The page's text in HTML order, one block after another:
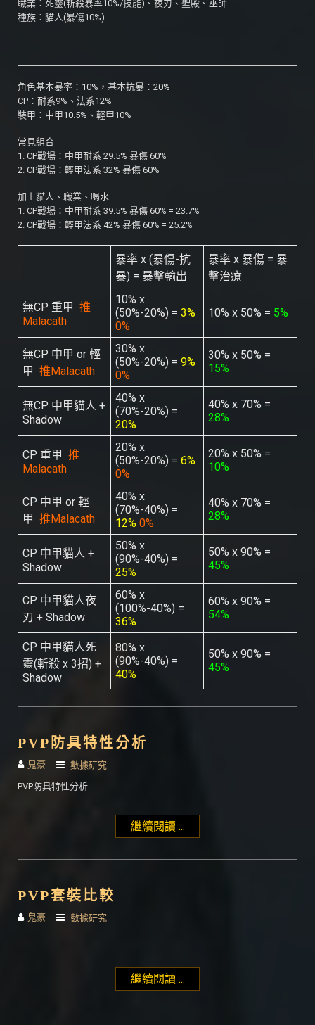
職業：死靈(斬殺暴率10%/技能)、夜刃、聖殿、巫師
種族：貓人(暴傷10%)
角色基本暴率：10%，基本抗暴：20%
CP：耐系9%、法系12%
裝甲：中甲10.5%、輕甲10%
常見組合
1. CP戰場：中甲耐系 29.5% 暴傷 60%
2. CP戰場：輕甲法系 32% 暴傷 60%
加上貓人、職業、喝水
1. CP戰場：中甲耐系 39.5% 暴傷 60% = 23.7%
2. CP戰場：輕甲法系 42% 暴傷 60% = 25.2%
暴率 x (暴傷-抗
暴) = 暴擊輸出
暴率 x 暴傷 = 暴
擊治療
無CP 重甲推
Malacath
10% x
(50%-20%) =3%
0%
10% x 50% = 5%
無CP 中甲 or 輕
甲推Malacath
30% x
(50%-20%) =9%
0%
30% x 50% =
15%
無CP 中甲貓人 +
Shadow
40% x
(70%-20%) =
20%
40% x 70% =
28%
CP 重甲推
Malacath
20% x
(50%-20%) =6%
0%
20% x 50% =
10%
CP 中甲 or 輕
甲推Malacath
40% x
(70%-40%) =
12% 0%
40% x 70% =
28%
CP 中甲貓人 +
Shadow
50% x
(90%-40%) =
25%
50% x 90% =
45%
CP 中甲貓人夜
刃 + Shadow
60% x
(100%-40%) =
36%
60% x 90% =
54%
CP 中甲貓人死
靈(斬殺 x 3招) +
Shadow
80% x
(90%-40%) =
40%
50% x 90% =
45%
PVP防具特性分析
鬼豪
數據研究
PVP防具特性分析
繼續閱讀 ...
PVP套裝比較
鬼豪 數據研究
繼續閱讀 ...